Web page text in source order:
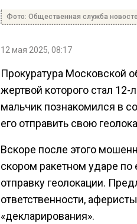
Фото: Общественная служба
12 мая 2025, 08:17
Прокуратура Московской
жертвой которого стал
мальчик познакомился в
его отправить свою
Вскоре после этого
скором ракетном ударе по
отправку геолокации.
ответственности,
«декларирования».